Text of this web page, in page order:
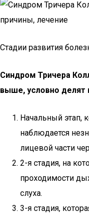
Стадии развития
Синдром Тричера
выше, условно делят
Начальный этап,
наблюдается
лицевой части
2-я стадия, на
проходимости
слуха.
3-я стадия,